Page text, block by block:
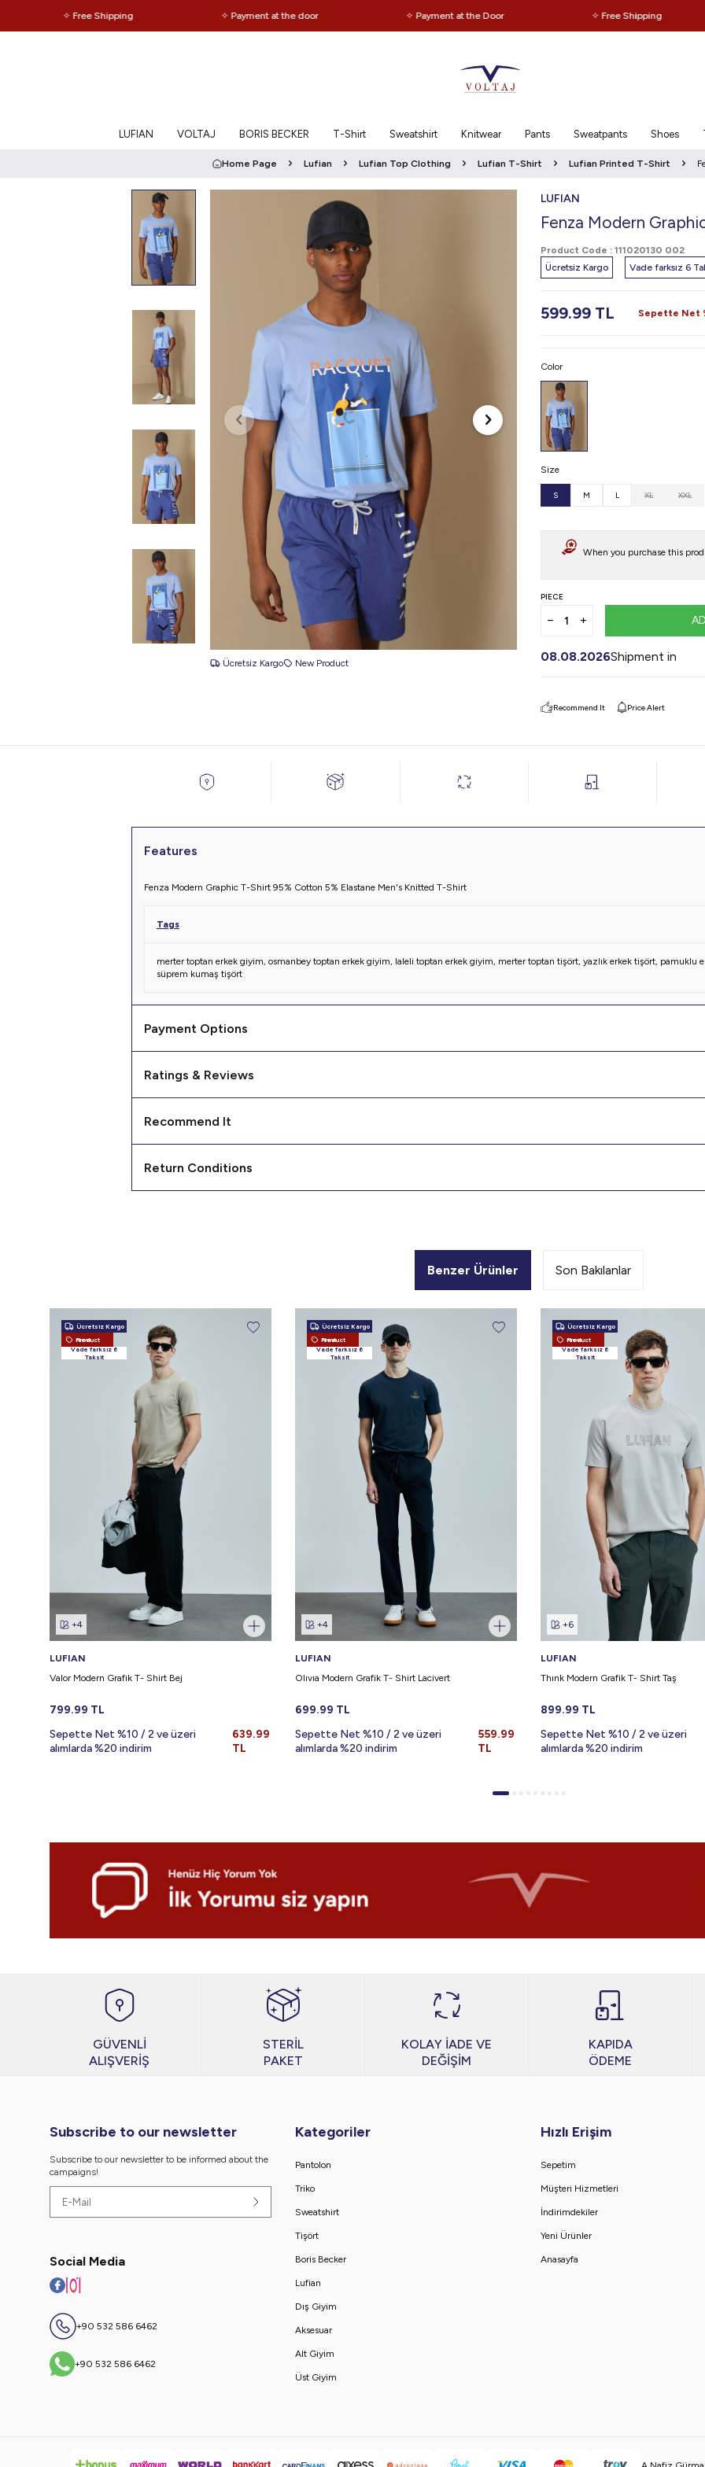
✧ Free Shipping ✧ Payment at the door ✧ Payment at the Door ✧ Free Shipping
LUFIAN VOLTAJ BORIS BECKER T-Shirt Sweatshirt Knitwear Pants Sweatpants Shoes
Home Page Lufian Lufian Top Clothing Lufian T-Shirt Lufian Printed T-Shirt
Ücretsiz Kargo New Product
LUFIAN
Fenza Modern
Product Code : 111020130 002
Ücretsiz Kargo
Vade farksız 6
599.99 TL Sepette Net
Color
Size
S M L XL XXL
When you purchase this
PIECE
08.08.2026Shipment in
Recommend It Price Alert
Features
Fenza Modern Graphic T-Shirt 95% Cotton 5% Elastane Men's Knitted T-Shirt
Tags
merter toptan erkek giyim, osmanbey toptan erkek giyim, laleli toptan erkek giyim, merter toptan tişört, yazlık erkek tişört, pamuklu
süprem kumaş tişört
Payment Options
Ratings & Reviews
Recommend It
Return Conditions
Benzer Ürünler Son Bakılanlar
Ücretsiz Kargo
New Product
Vade farksız 6
Taksit
+4
LUFIAN
Valor Modern Grafik T- Shirt Bej
799.99 TL
Sepette Net %10 / 2 ve üzeri
alımlarda %20 indirim
639.99
TL
Ücretsiz Kargo
New Product
Vade farksız 6
Taksit
+4
LUFIAN
Olıvıa Modern Grafik T- Shirt Lacivert
699.99 TL
Sepette Net %10 / 2 ve üzeri
alımlarda %20 indirim
559.99
TL
Ücretsiz Kargo
New Product
Vade farksız 6
Taksit
+6
LUFIAN
Thınk Modern Grafik T- Shirt Taş
899.99 TL
Sepette Net %10 / 2 ve üzeri
alımlarda %20 indirim
GÜVENLİ
ALIŞVERİŞ
STERİL
PAKET
KOLAY İADE VE
DEĞİŞİM
KAPIDA
ÖDEME
Subscribe to our newsletter
Subscribe to our newsletter to be informed about the
campaigns!
Social Media
+90 532 586 6462
+90 532 586 6462
Kategoriler
Pantolon
Triko
Sweatshirt
Tişört
Boris Becker
Lufian
Dış Giyim
Aksesuar
Alt Giyim
Üst Giyim
Hızlı Erişim
Sepetim
Müşteri Hizmetleri
İndirimdekiler
Yeni Ürünler
Anasayfa